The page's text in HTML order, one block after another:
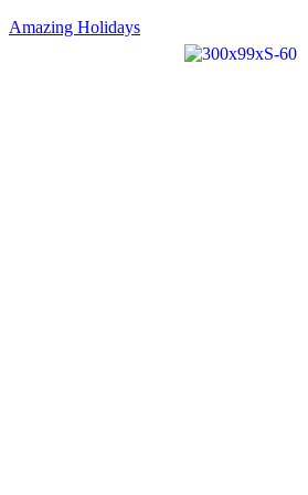
Amazing Holidays